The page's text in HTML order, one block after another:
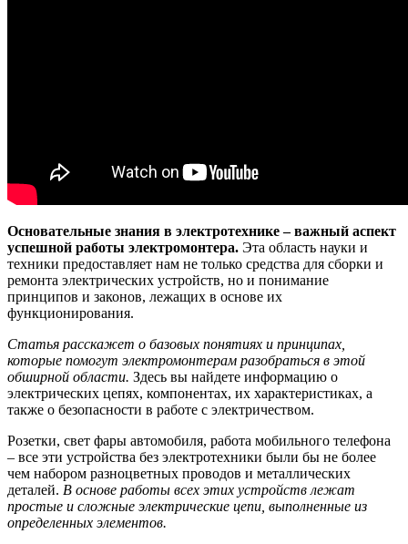
Основательные знания в электротехнике – важный аспект
успешной работы электромонтера. Эта область науки и
техники предоставляет нам не только средства для сборки и
ремонта электрических устройств, но и понимание
принципов и законов, лежащих в основе их
функционирования.
Статья расскажет о базовых понятиях и принципах,
которые помогут электромонтерам разобраться в этой
обширной области. Здесь вы найдете информацию о
электрических цепях, компонентах, их характеристиках, а
также о безопасности в работе с электричеством.
Розетки, свет фары автомобиля, работа мобильного телефона
– все эти устройства без электротехники были бы не более
чем набором разноцветных проводов и металлических
деталей. В основе работы всех этих устройств лежат
простые и сложные электрические цепи, выполненные из
определенных элементов.